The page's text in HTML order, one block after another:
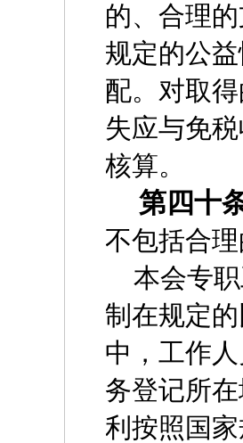
的、合理
规定的公
配。对取
失应与免
核算。
第四十
不包括合
本会专
制在规定
中，工作
务登记所
利按照国